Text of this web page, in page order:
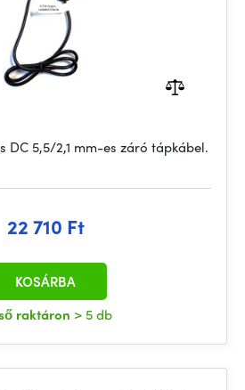
DC 5,5/2,1 mm-es záró tápkábel.
22 710 Ft
raktáron > 5 db
KOSÁRBA